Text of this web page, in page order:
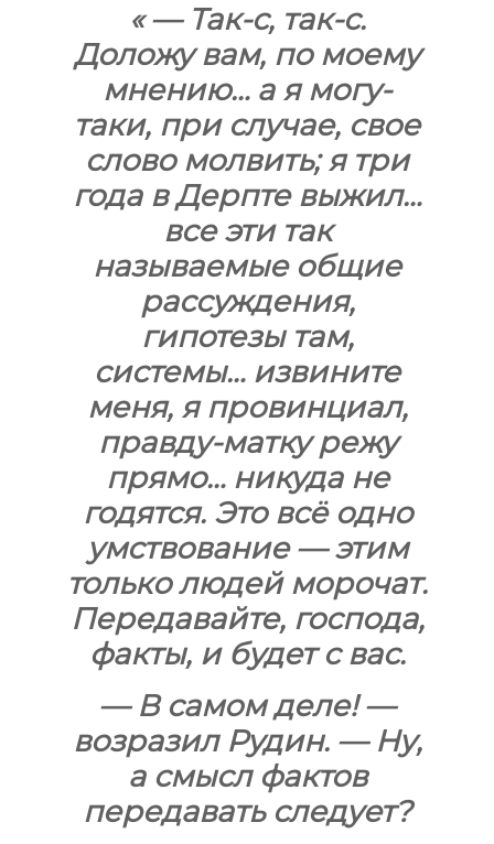
« — Так-с, так-с.
Доложу вам, по моему
мнению… а я могу-
таки, при случае, свое
слово молвить; я три
года в Дерпте выжил…
все эти так
называемые общие
рассуждения,
гипотезы там,
системы… извините
меня, я провинциал,
правду-матку режу
прямо… никуда не
годятся. Это всё одно
умствование — этим
только людей морочат.
Передавайте, господа,
факты, и будет с вас.
— В самом деле! —
возразил Рудин. — Ну,
а смысл фактов
передавать следует?